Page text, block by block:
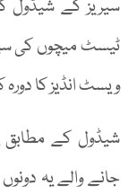
سیریز کے شیڈول
ٹیسٹ میچوں کی
ویسٹ انڈیز کا
شیڈول کے مطابق
جانے والے یہ